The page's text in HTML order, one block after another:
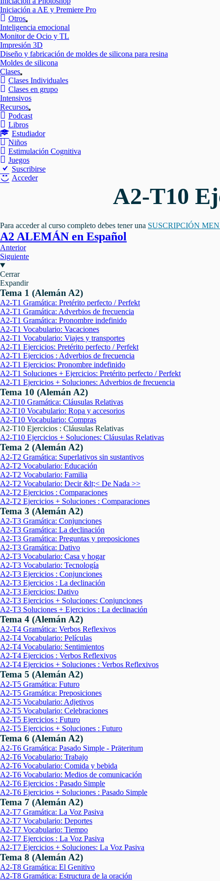
Iniciación a AE y Premiere Pro
Otros
Mostrar
el
submenú
Inteligencia emocional
Monitor de Ocio y TL
Impresión 3D
Diseño y fabricación de moldes de silicona para resina
Moldes de silicona
Clases
Mostrar
el
submenú
Clases Individuales
Clases en grupo
Intensivos
Recursos
Mostrar
el
Podcast
Libros
Estudiador
Niños
Estimulación Cognitiva
Juegos
Suscribirse
Acceder
A2-T10
Para acceder al curso completo debes tener una SUSCRIPCIÓN
A2 ALEMÁN en Español
Anterior
Siguiente
Cerrar
Expandir
Tema 1 (Alemán A2)
A2-T1 Gramática: Pretérito perfecto / Perfekt
A2-T1 Gramática: Adverbios de frecuencia
A2-T1 Gramática: Pronombre indefinido
A2-T1 Vocabulario: Vacaciones
A2-T1 Vocabulario: Viajes y transportes
A2-T1 Ejercicios: Pretérito perfecto / Perfekt
A2-T1 Ejercicios : Adverbios de frecuencia
A2-T1 Ejercicios: Pronombre indefinido
A2-T1 Soluciones + Ejercicios: Pretérito perfecto / Perfekt
A2-T1 Ejercicios + Soluciones: Adverbios de frecuencia
Tema 10 (Alemán A2)
A2-T10 Gramática: Cláusulas Relativas
A2-T10 Vocabulario: Ropa y accesorios
A2-T10 Vocabulario: Compras
A2-T10 Ejercicios : Cláusulas Relativas
A2-T10 Ejercicios + Soluciones: Cláusulas Relativas
Tema 2 (Alemán A2)
A2-T2 Gramática: Superlativos sin sustantivos
A2-T2 Vocabulario: Educación
A2-T2 Vocabulario: Familia
A2-T2 Vocabulario: Decir &lt;< De Nada >>
A2-T2 Ejercicios : Comparaciones
A2-T2 Ejercicios + Soluciones : Comparaciones
Tema 3 (Alemán A2)
A2-T3 Gramática: Conjunciones
A2-T3 Gramática: La declinación
A2-T3 Gramática: Preguntas y preposiciones
A2-T3 Gramática: Dativo
A2-T3 Vocabulario: Casa y hogar
A2-T3 Vocabulario: Tecnología
A2-T3 Ejercicios : Conjunciones
A2-T3 Ejercicios : La declinación
A2-T3 Ejercicios: Dativo
A2-T3 Ejercicios + Soluciones: Conjunciones
A2-T3 Soluciones + Ejercicios : La declinación
Tema 4 (Alemán A2)
A2-T4 Gramática: Verbos Reflexivos
A2-T4 Vocabulario: Películas
A2-T4 Vocabulario: Sentimientos
A2-T4 Ejercicios : Verbos Reflexivos
A2-T4 Ejercicios + Soluciones : Verbos Reflexivos
Tema 5 (Alemán A2)
A2-T5 Gramática: Futuro
A2-T5 Gramática: Preposiciones
A2-T5 Vocabulario: Adjetivos
A2-T5 Vocabulario: Celebraciones
A2-T5 Ejercicios : Futuro
A2-T5 Ejercicios + Soluciones : Futuro
Tema 6 (Alemán A2)
A2-T6 Gramática: Pasado Simple - Präteritum
A2-T6 Vocabulario: Trabajo
A2-T6 Vocabulario: Comida y bebida
A2-T6 Vocabulario: Medios de comunicación
A2-T6 Ejercicios : Pasado Simple
A2-T6 Ejercicios + Soluciones : Pasado Simple
Tema 7 (Alemán A2)
A2-T7 Gramática: La Voz Pasiva
A2-T7 Vocabulario: Deportes
A2-T7 Vocabulario: Tiempo
A2-T7 Ejercicios : La Voz Pasiva
A2-T7 Ejercicios + Soluciones: La Voz Pasiva
Tema 8 (Alemán A2)
A2-T8 Gramática: El Genitivo
A2-T8 Gramática: Estructura de la oración